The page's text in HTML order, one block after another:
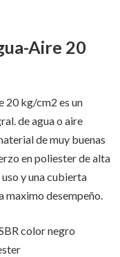
Aire 20
20 kg/cm2 es un
de agua o aire
de muy buenas
en poliester de alta
y una cubierta
maximo desempeño.
color negro